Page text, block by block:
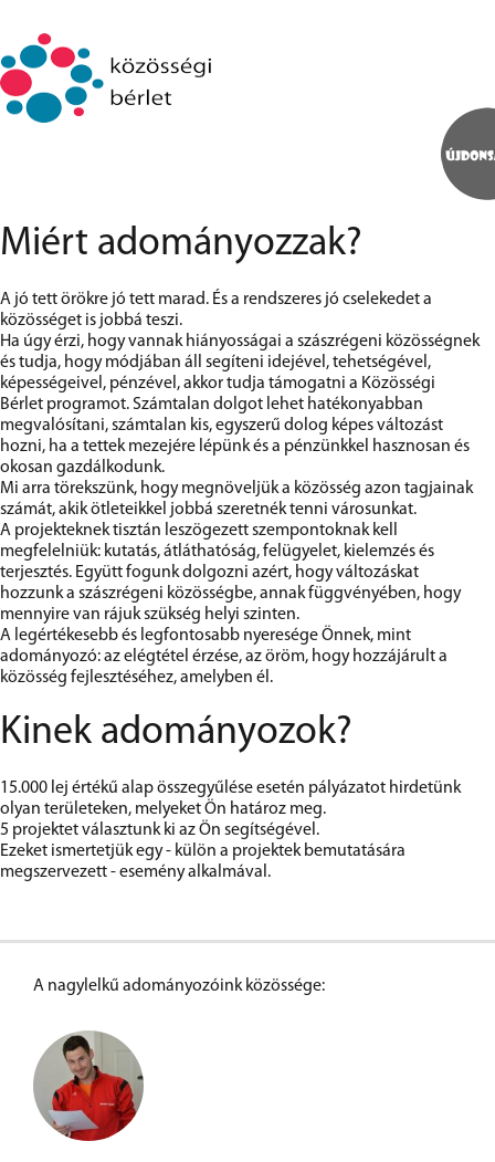
Miért adományozzak?
A jó tett örökre jó tett marad. És a rendszeres jó cselekedet a
közösséget is jobbá teszi.
Ha úgy érzi, hogy vannak hiányosságai a szászrégeni közösségnek
és tudja, hogy módjában áll segíteni idejével, tehetségével,
képességeivel, pénzével, akkor tudja támogatni a Közösségi
Bérlet programot. Számtalan dolgot lehet hatékonyabban
megvalósítani, számtalan kis, egyszerű dolog képes változást
hozni, ha a tettek mezejére lépünk és a pénzünkkel hasznosan és
okosan gazdálkodunk.
Mi arra törekszünk, hogy megnöveljük a közösség azon tagjainak
számát, akik ötleteikkel jobbá szeretnék tenni városunkat.
A projekteknek tisztán leszögezett szempontoknak kell
megfelelniük: kutatás, átláthatóság, felügyelet, kielemzés és
terjesztés. Együtt fogunk dolgozni azért, hogy változáskat
hozzunk a szászrégeni közösségbe, annak függvényében, hogy
mennyire van rájuk szükség helyi szinten.
A legértékesebb és legfontosabb nyeresége Önnek, mint
adományozó: az elégtétel érzése, az öröm, hogy hozzájárult a
közösség fejlesztéséhez, amelyben él.
Kinek adományozok?
15.000 lej értékű alap összegyűlése esetén pályázatot hirdetünk
olyan területeken, melyeket Ön határoz meg.
5 projektet választunk ki az Ön segítségével.
Ezeket ismertetjük egy - külön a projektek bemutatására
megszervezett - esemény alkalmával.
A nagylelkű adományozóink közössége: